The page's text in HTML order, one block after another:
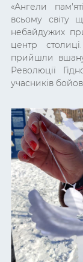
«Ангели
всьому світу
небайдужих
центр
прийшли
Революції
учасників